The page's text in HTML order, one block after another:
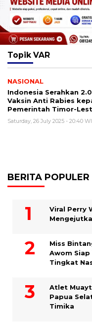
Topik VAR
NASIONAL
Indonesia Serahkan
Vaksin Anti Rabies
Pemerintah Timor-
Saturday, 26 July 2025 - 20:40
BERITA POPULER
Viral Perry
Miss
Awom
Tingkat
Atlet
Papua
Timika